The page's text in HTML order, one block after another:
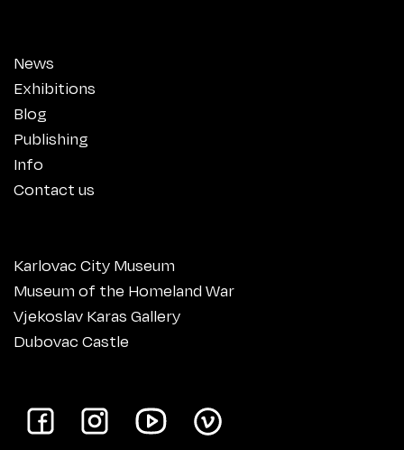
News
Exhibitions
Blog
Publishing
Info
Contact us
Karlovac City Museum
Museum of the Homeland War
Vjekoslav Karas Gallery
Dubovac Castle